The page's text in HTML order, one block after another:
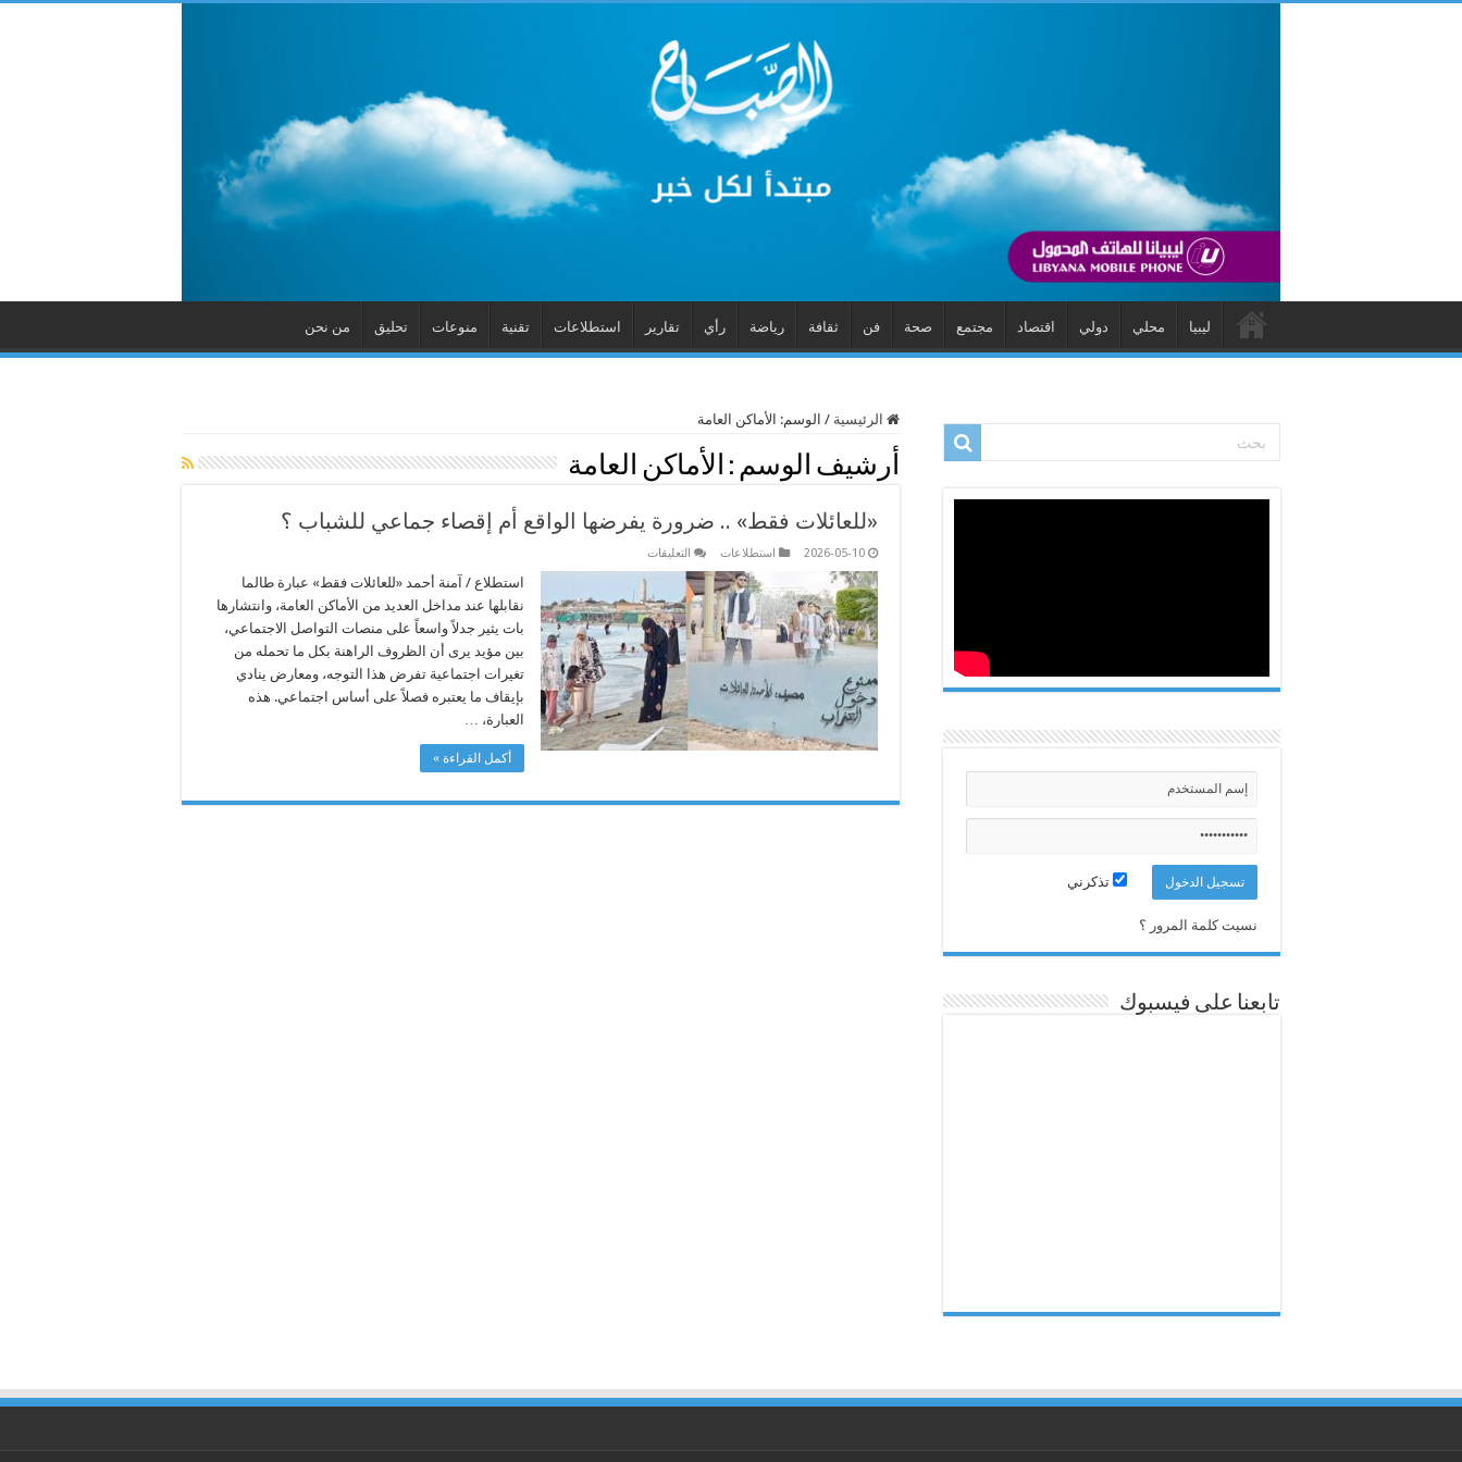
ليبيا محلي دولي اقتصاد مجتمع صحة فن ثقافة رياضة رأي تقارير استطلاعات تقنية منوعات تحليق من نحن
الرئيسية / الوسم: الأماكن العامة
أرشيف الوسم : الأماكن العامة
«للعائلات فقط» .. ضرورة يفرضها الواقع أم إقصاء جماعي للشباب ؟
2026-05-10 استطلاعات التعليقات
فقط»
..
ضرورة
يفرضها
الواقع
أم
إقصاء
جماعي
للشباب
؟
مغلقة
استطلاع / آمنة أحمد «للعائلات فقط» عبارة طالما
نقابلها عند مداخل العديد من الأماكن العامة، وانتشارها
بات يثير جدلاً واسعاً على منصات التواصل الاجتماعي،
بين مؤيد يرى أن الظروف الراهنة بكل ما تحمله من
تغيرات اجتماعية تفرض هذا التوجه، ومعارض ينادي
بإيقاف ما يعتبره فصلاً على أساس اجتماعي. هذه
العبارة، …
أكمل القراءة »
تذكرني
نسيت كلمة المرور ؟
تابعنا على فيسبوك